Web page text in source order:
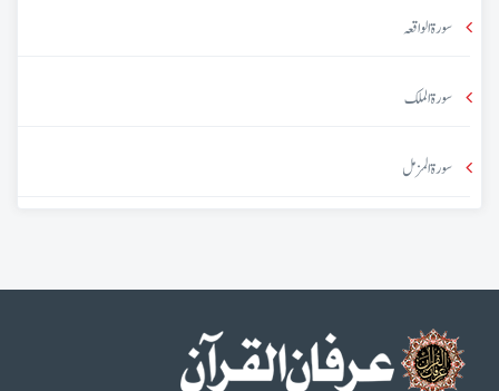
سورۃ الواقعہ
سورۃ الملک
سورۃ المزمل